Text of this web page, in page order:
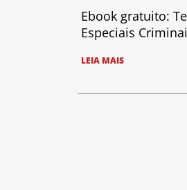
Ebook gratuito:
Especiais
LEIA MAIS